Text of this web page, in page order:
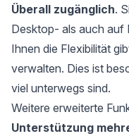
Überall zugänglich.
Desktop- als auch auf
Ihnen die Flexibilität
verwalten. Dies ist
viel unterwegs sind.
Weitere erweiterte
Unterstützung